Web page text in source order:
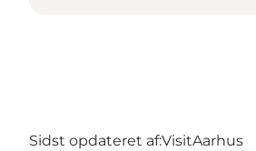
Sidst opdateret af:VisitAarhus